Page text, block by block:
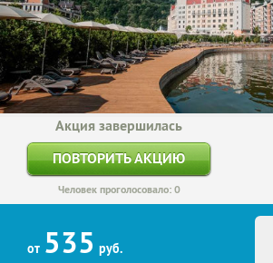
Акция завершилась
ПОВТОРИТЬ АКЦИЮ
Человек проголосовало: 0
от 535 руб.